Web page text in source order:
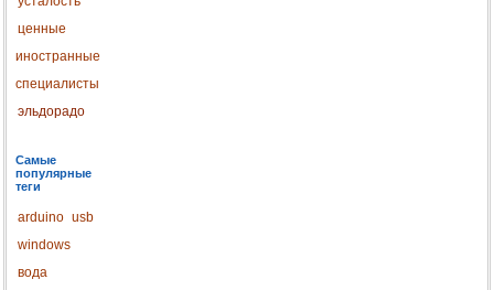
ценные
иностранные
специалисты
эльдорадо
Самые
популярные
теги
arduino usb
windows
вода